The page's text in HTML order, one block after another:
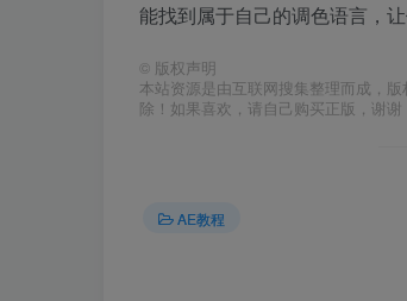
能找到属于自己的调色语言，
© 版权声明
本站资源是由互联网搜集整理而成，
除！如果喜欢，请自己购买正版，谢
AE教程